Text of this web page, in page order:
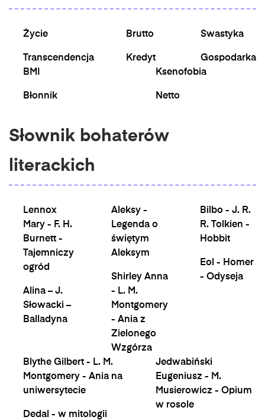
Życie
Transcendencja
Brutto
Kredyt
Swastyka
Gospodarka
BMI
Błonnik
Ksenofobia
Netto
Słownik bohaterów
literackich
Lennox
Mary - F. H.
Burnett -
Tajemniczy
ogród
Alina – J.
Słowacki –
Balladyna
Aleksy -
Legenda o
świętym
Aleksym
Shirley Anna
- L. M.
Montgomery
- Ania z
Zielonego
Wzgórza
Bilbo - J. R.
R. Tolkien -
Hobbit
Eol - Homer
- Odyseja
Blythe Gilbert - L. M.
Montgomery - Ania na
uniwersytecie
Dedal - w mitologii
Jedwabiński
Eugeniusz - M.
Musierowicz - Opium
w rosole